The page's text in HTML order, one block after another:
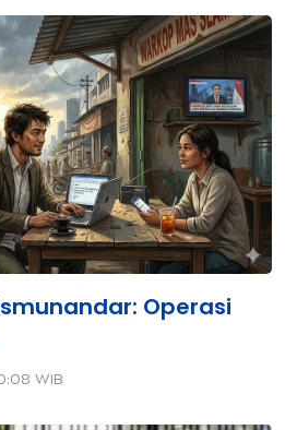
Operasi
WIB